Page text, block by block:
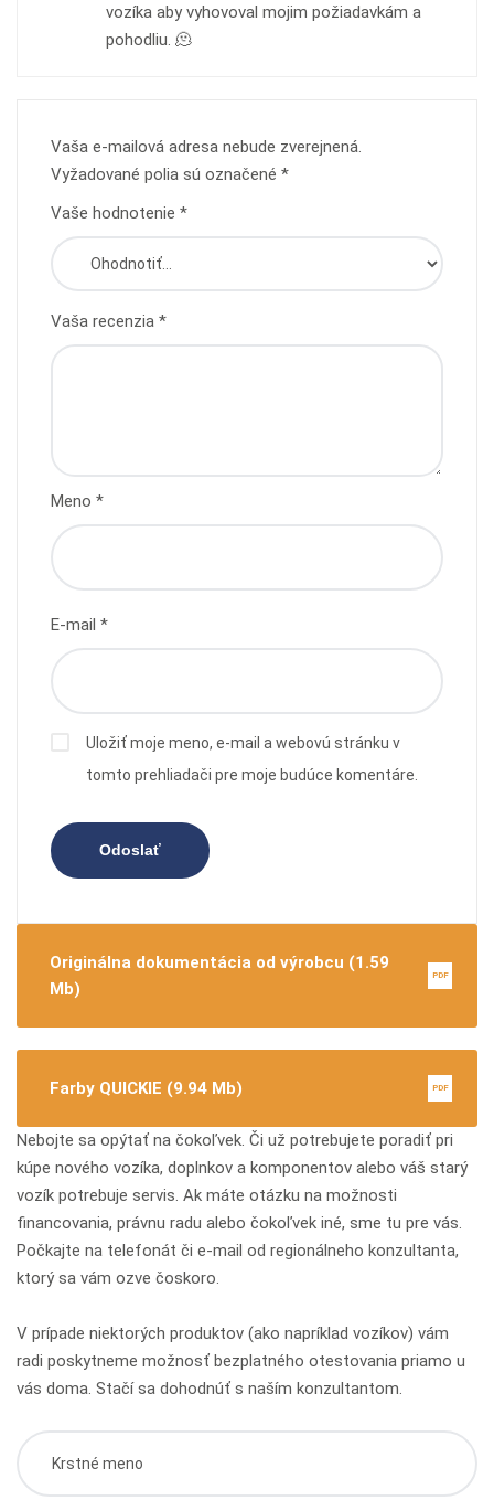
vozíka aby vyhovoval mojim požiadavkám a
pohodliu. 🫠
Vaša e-mailová adresa nebude zverejnená.
Vyžadované polia sú označené *
Vaše hodnotenie *
Vaša recenzia *
Meno *
E-mail *
Uložiť moje meno, e-mail a webovú stránku v
tomto prehliadači pre moje budúce komentáre.
Originálna dokumentácia od výrobcu (1.59
Mb)
PDF
Farby QUICKIE (9.94 Mb) PDF
Nebojte sa opýtať na čokoľvek. Či už potrebujete poradiť pri
kúpe nového vozíka, doplnkov a komponentov alebo váš starý
vozík potrebuje servis. Ak máte otázku na možnosti
financovania, právnu radu alebo čokoľvek iné, sme tu pre vás.
Počkajte na telefonát či e-mail od regionálneho konzultanta,
ktorý sa vám ozve čoskoro.
V prípade niektorých produktov (ako napríklad vozíkov) vám
radi poskytneme možnosť bezplatného otestovania priamo u
vás doma. Stačí sa dohodnúť s naším konzultantom.